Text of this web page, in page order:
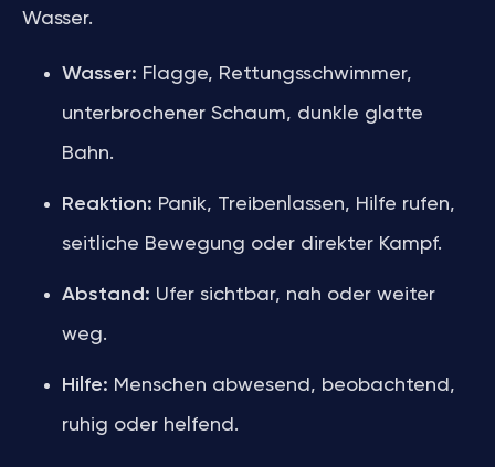
Wasser.
Wasser: Flagge, Rettungsschwimmer,
unterbrochener Schaum, dunkle glatte
Bahn.
Reaktion: Panik, Treibenlassen, Hilfe rufen,
seitliche Bewegung oder direkter Kampf.
Abstand: Ufer sichtbar, nah oder weiter
weg.
Hilfe: Menschen abwesend, beobachtend,
ruhig oder helfend.